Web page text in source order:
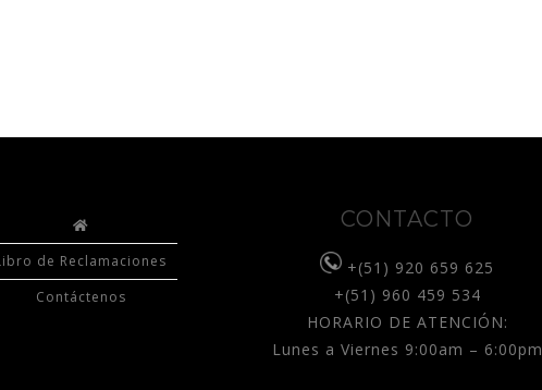
de Reclamaciones
Contáctenos
CONTACTO
+(51) 920 659 625
+(51) 960 459 534
HORARIO DE ATENCIÓN:
Lunes a Viernes 9:00am – 6:00pm